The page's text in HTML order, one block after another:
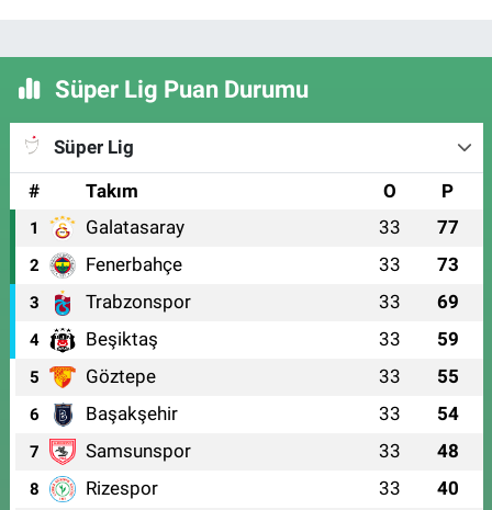
Süper Lig Puan Durumu
Süper Lig
#
Takım O P
1 Galatasaray 33 77
2 Fenerbahçe 33 73
3 Trabzonspor 33 69
4 Beşiktaş 33 59
5 Göztepe 33 55
6 Başakşehir 33 54
7 Samsunspor 33 48
8 Rizespor 33 40